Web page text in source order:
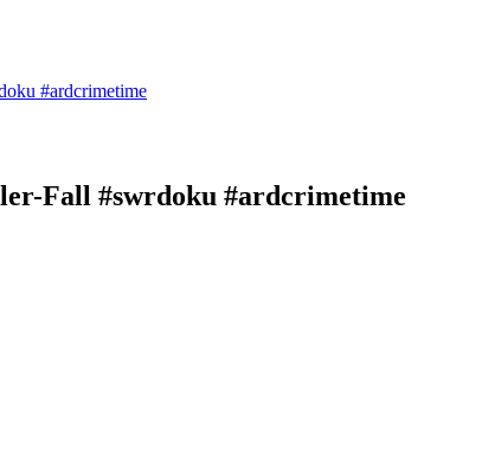
#ardcrimetime
Fall #swrdoku #ardcrimetime